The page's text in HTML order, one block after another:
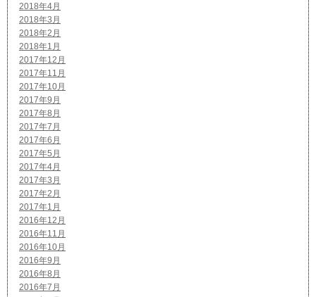
2018年4月
2018年3月
2018年2月
2018年1月
2017年12月
2017年11月
2017年10月
2017年9月
2017年8月
2017年7月
2017年6月
2017年5月
2017年4月
2017年3月
2017年2月
2017年1月
2016年12月
2016年11月
2016年10月
2016年9月
2016年8月
2016年7月